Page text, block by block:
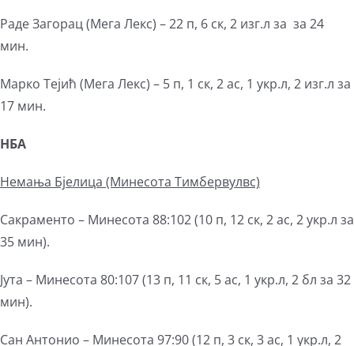
Раде Загорац (Мега Лекс) – 22 п, 6 ск, 2 изг.л за за 24
мин.
Марко Тејић (Мега Лекс) – 5 п, 1 ск, 2 ас, 1 укр.л, 2 изг.л за
17 мин.
НБА
Немања Бјелица (Минесота Тимбервулвс)
Сакраменто – Минесота 88:102 (10 п, 12 ск, 2 ас, 2 укр.л за
35 мин).
Јута – Минесота 80:107 (13 п, 11 ск, 5 ас, 1 укр.л, 2 бл за 32
мин).
Сан Антонио – Минесота 97:90 (12 п, 3 ск, 3 ас, 1 укр.л, 2